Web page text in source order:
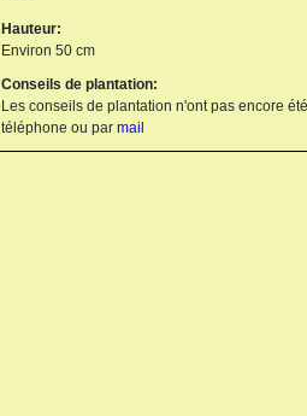
Hauteur:
Environ 50 cm
Conseils de plantation:
Les conseils de plantation n'ont pas encore
téléphone ou par mail